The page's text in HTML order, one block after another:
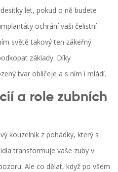
let, pokud o ně budete
ochrání vaši čelistní
světě takový ten zákeřný
základy. Díky
tvar obličeje a s ním i mládí.
a role zubních
kouzelník z pohádky, který s
transformuje vaše zuby v
Ale co dělat, když po všem